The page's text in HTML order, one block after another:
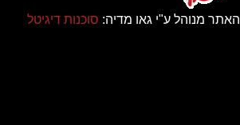
האתר מנוהל ע"י גאו מדיה: סוכנות דיגיטל